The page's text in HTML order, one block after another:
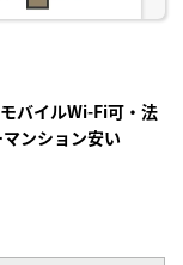
バイルWi-Fi可・法
ンション安い